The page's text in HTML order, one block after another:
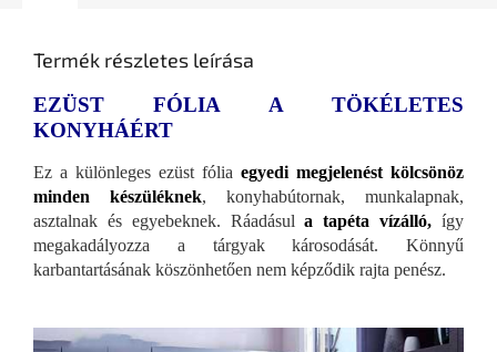
Termék részletes leírása
EZÜST FÓLIA A TÖKÉLETES
KONYHÁÉRT
Ez a különleges ezüst fólia egyedi megjelenést kölcsönöz
minden készüléknek, konyhabútornak, munkalapnak,
asztalnak és egyebeknek. Ráadásula tapéta vízálló, így
megakadályozza a tárgyak károsodását. Könnyű
karbantartásának köszönhetően nem képződik rajta penész.